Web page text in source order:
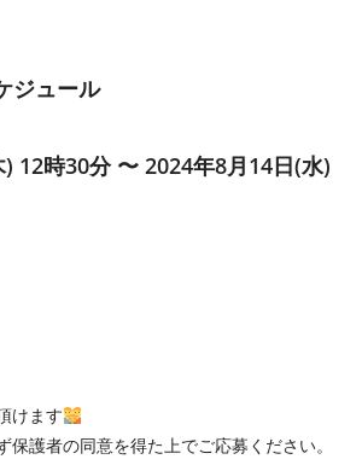
ジュール
12時30分 〜 2024年8月14日(水)
けます
保護者の同意を得た上でご応募ください。